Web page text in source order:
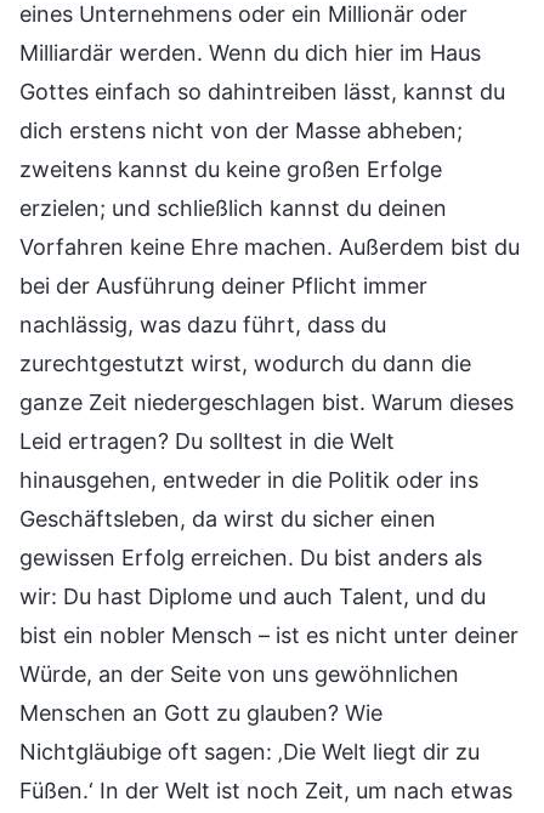
eines Unternehmens oder ein Millionär oder
Milliardär werden. Wenn du dich hier im Haus
Gottes einfach so dahintreiben lässt, kannst du
dich erstens nicht von der Masse abheben;
zweitens kannst du keine großen Erfolge
erzielen; und schließlich kannst du deinen
Vorfahren keine Ehre machen. Außerdem bist du
bei der Ausführung deiner Pflicht immer
nachlässig, was dazu führt, dass du
zurechtgestutzt wirst, wodurch du dann die
ganze Zeit niedergeschlagen bist. Warum dieses
Leid ertragen? Du solltest in die Welt
hinausgehen, entweder in die Politik oder ins
Geschäftsleben, da wirst du sicher einen
gewissen Erfolg erreichen. Du bist anders als
wir: Du hast Diplome und auch Talent, und du
bist ein nobler Mensch – ist es nicht unter deiner
Würde, an der Seite von uns gewöhnlichen
Menschen an Gott zu glauben? Wie
Nichtgläubige oft sagen: ‚Die Welt liegt dir zu
Füßen.‘ In der Welt ist noch Zeit, um nach etwas